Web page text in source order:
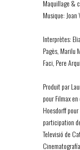
Maquillage &
Musique: Joan
Interprètes:
Pagès, Marilu
Faci, Pere
Produit par
pour Filmax
Hoesdorff
participation
Televisió de